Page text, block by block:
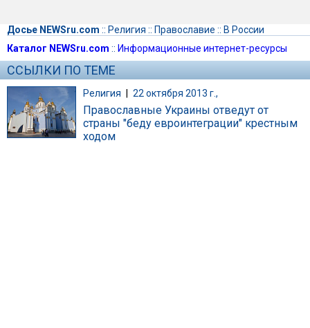
Досье NEWSru.com :: Религия :: Православие :: В России
Каталог NEWSru.com :: Информационные интернет-ресурсы
ССЫЛКИ ПО ТЕМЕ
Религия | 22 октября 2013 г.,
Православные Украины отведут от
страны "беду евроинтеграции" крестным
ходом